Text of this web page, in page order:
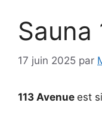
Sauna
17 juin 2025 par
113 Avenue est